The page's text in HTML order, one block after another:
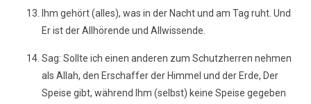
Ihm gehört (alles), was in der Nacht und am Tag ruht. Und
Er ist der Allhörende und Allwissende.
Sag: Sollte ich einen anderen zum Schutzherren nehmen
als Allah, den Erschaffer der Himmel und der Erde, Der
Speise gibt, während Ihm (selbst) keine Speise gegeben